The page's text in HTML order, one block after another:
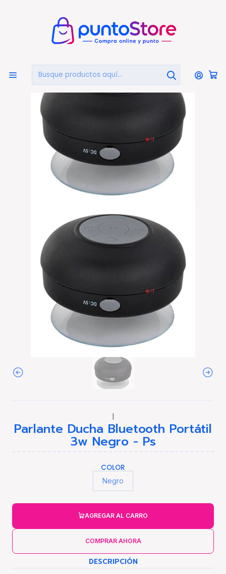
AUDIO Y VIDEO Audio Parlantes Portátiles
Parlante Ducha Bluetooth Portátil 3w Negro - Ps
|
Parlante Ducha Bluetooth Portátil
3w Negro - Ps
COLOR
Negro
AGREGAR AL CARRO
COMPRAR AHORA
DESCRIPCIÓN